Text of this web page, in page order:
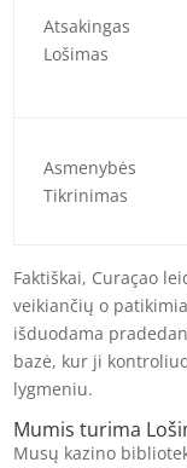
Atsakingas
Lošimas
Asmenybės
Tikrinimas
Faktiškai, Curaçao
veikiančių o
išduodama
bazė, kur ji
lygmeniu.
Mumis turima
Musų kazino